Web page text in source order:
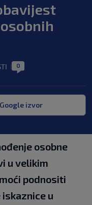
0
izvor
osobne
u velikim
podnositi
u